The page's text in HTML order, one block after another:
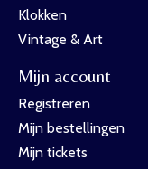
Klokken
Vintage & Art
Mijn account
Registreren
Mijn bestellingen
Mijn tickets